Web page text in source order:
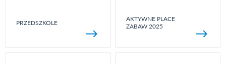
PRZEDSZKOLE
AKTYWNE PLACE
ZABAW 2025